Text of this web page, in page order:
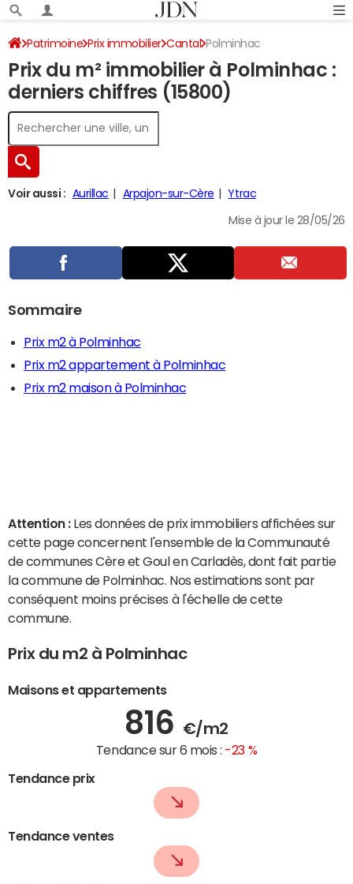
Patrimoine Prix immobilier Cantal Polminhac
Prix du m² immobilier à Polminhac :
derniers chiffres (15800)
Voir aussi : Aurillac Arpajon-sur-Cère Ytrac
Mise à jour le 28/05/26
Sommaire
Prix m2 à Polminhac
Prix m2 appartement à Polminhac
Prix m2 maison à Polminhac
Attention : Les données de prix immobiliers affichées sur
cette page concernent l'ensemble de la Communauté
de communes Cère et Goul en Carladès, dont fait partie
la commune de Polminhac. Nos estimations sont par
conséquent moins précises à l'échelle de cette
commune.
Prix du m2 à Polminhac
Maisons et appartements
816 €/m2
Tendance sur 6 mois : -23 %
Tendance prix
Tendance ventes